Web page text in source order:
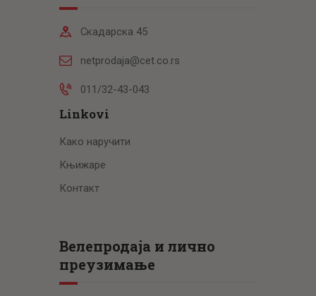
Скадарска 45
netprodaja@cet.co.rs
011/32-43-043
Linkovi
Како наручити
Књижаре
Контакт
Велепродаја и лично
преузимање